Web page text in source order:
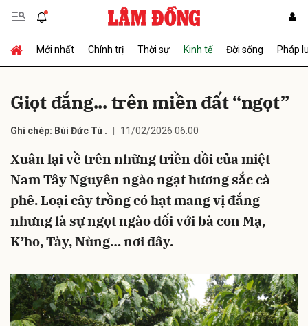
Mới nhất Chính trị Thời sự Kinh tế Đời sống Pháp
Giọt đắng... trên miền đất “ngọt”
Ghi chép: Bùi Đức Tú . 11/02/2026 06:00
Xuân lại về trên những triền đồi của miệt
Nam Tây Nguyên ngào ngạt hương sắc cà
phê. Loại cây trồng có hạt mang vị đắng
nhưng là sự ngọt ngào đối với bà con Mạ,
K’ho, Tày, Nùng… nơi đây.
Gửi bình luận
Hủy